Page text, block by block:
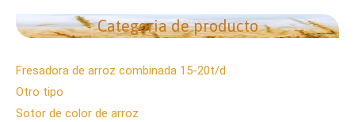
Categoria de producto
Fresadora de arroz combinada 15-20t/d
Otro tipo
Sotor de color de arroz